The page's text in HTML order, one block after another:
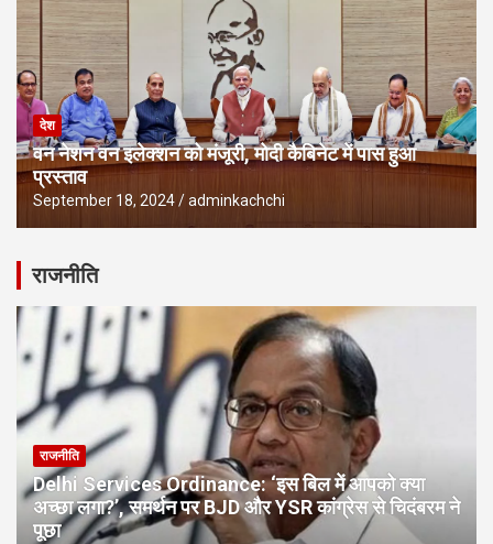
देश
वन नेशन वन इलेक्शन को मंजूरी, मोदी कैबिनेट में पास हुआ
प्रस्ताव
September 18, 2024 adminkachchi
राजनीति
राजनीति
Delhi Services Ordinance: ‘इस बिल में आपको क्या
अच्छा लगा?’, समर्थन पर BJD और YSR कांग्रेस से चिदंबरम ने
पूछा